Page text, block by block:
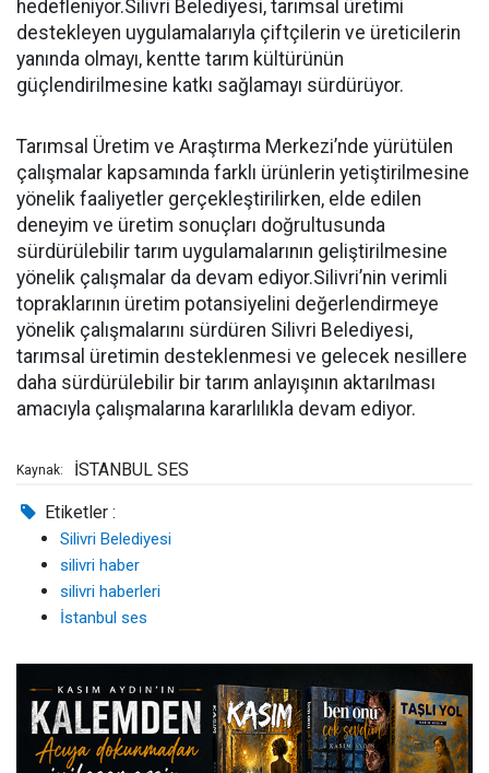
hedefleniyor.Silivri Belediyesi, tarımsal üretimi
destekleyen uygulamalarıyla çiftçilerin ve üreticilerin
yanında olmayı, kentte tarım kültürünün
güçlendirilmesine katkı sağlamayı sürdürüyor.
Tarımsal Üretim ve Araştırma Merkezi’nde yürütülen
çalışmalar kapsamında farklı ürünlerin yetiştirilmesine
yönelik faaliyetler gerçekleştirilirken, elde edilen
deneyim ve üretim sonuçları doğrultusunda
sürdürülebilir tarım uygulamalarının geliştirilmesine
yönelik çalışmalar da devam ediyor.Silivri’nin verimli
topraklarının üretim potansiyelini değerlendirmeye
yönelik çalışmalarını sürdüren Silivri Belediyesi,
tarımsal üretimin desteklenmesi ve gelecek nesillere
daha sürdürülebilir bir tarım anlayışının aktarılması
amacıyla çalışmalarına kararlılıkla devam ediyor.
Kaynak: İSTANBUL SES
Etiketler :
Silivri Belediyesi
silivri haber
silivri haberleri
İstanbul ses